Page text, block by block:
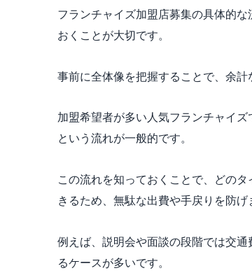
フランチャイズ加盟店募集の具体的
おくことが大切です。
事前に全体像を把握することで、余計
加盟希望者が多い人気フランチャイ
という流れが一般的です。
この流れを知っておくことで、どの
きるため、無駄な出費や手戻りを防げ
例えば、説明会や面談の段階では交
るケースが多いです。